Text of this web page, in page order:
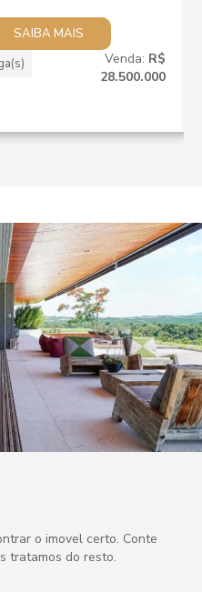
SAIBA MAIS
Venda: R$
28.500.000
o imovel certo. Conte
tratamos do resto.